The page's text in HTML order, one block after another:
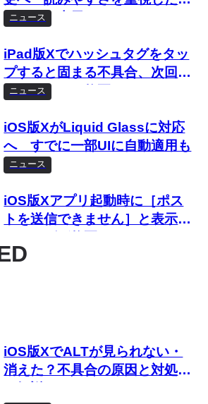
ンプルな表示に
ニュース
iPad版Xでハッシュタグをタッ
プすると固まる不具合、次回ア
ップデートで修正へ
ニュース
iOS版XがLiquid Glassに対応
へ すでに一部UIに自動適用も
ニュース
iOS版Xアプリ起動時に［ポス
トを送信できません］と表示さ
iOS版XでALTが見られない・
消えた？不具合の原因と対処法